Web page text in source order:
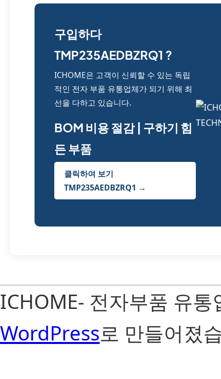
구입하다
TMP235AEDBZRQ1 ?
ICHOME은 고객이 신뢰할 수 있는 독립
적인 전자 부품 유통업체가 되기 위해 최
선을 다하고 있습니다.
BOM 비용 절감 | 구하기 힘
든 부품
클릭하여 보기
TMP235AEDBZRQ1 →
ICHOME- 전자부품 유
WordPress로 만들어졌